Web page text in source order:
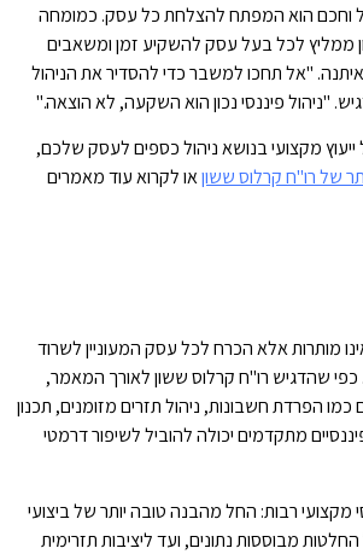
וחכם הוא המפתח להצלחת כל עסק. כמומחה
ממליץ לכל בעל עסק להשקיע זמן ומשאבים
"אל תחכו למשבר כדי להסדיר את הניהול
"ניהול פיננסי נכון הוא השקעה, לא הוצאה."
מקצועי בנושא ניהול כספים לעסק שלכם,
של רו"ח קרלוס ששוןאו לקרוא עוד מאמרים
מותרות אלא הכרח לכל עסק המעוניין לשרוד
כפי שהדגיש רו"ח קרלוס ששון לאורך המאמר,
הפרדת חשבונות, ניהול תזרים מזומנים, תכנון
מתקדמים יכולה להוביל לשיפור דרמטי
מקצועי רבות: החל מהבנה טובה יותר של ביצועי
מבוססות נתונים, ועד ליציבות תזרימית